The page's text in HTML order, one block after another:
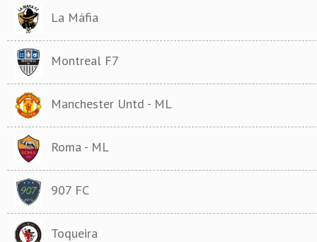
La Máfia
Montreal F7
Manchester Untd - ML
Roma - ML
907 FC
Toqueira